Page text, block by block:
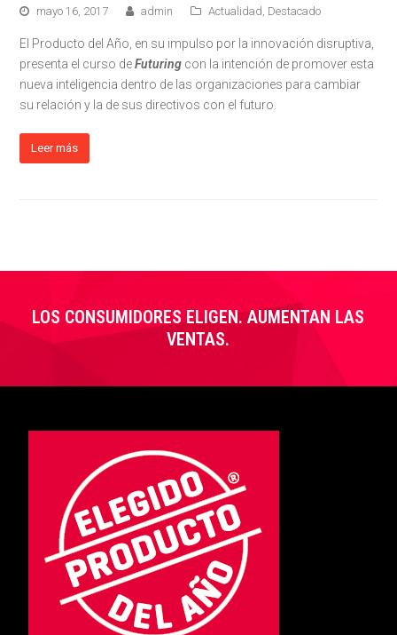
mayo 16, 2017 admin Actualidad, Destacado
El Producto del Año, en su impulso por la innovación disruptiva,
presenta el curso deFuturing con la intención de promover esta
nueva inteligencia dentro de las organizaciones para cambiar
su relación y la de sus directivos con el futuro.
Leer más
LOS CONSUMIDORES ELIGEN. AUMENTAN LAS
VENTAS.